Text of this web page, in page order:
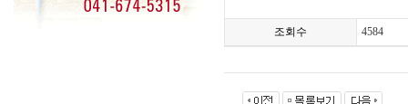
조회수 4584